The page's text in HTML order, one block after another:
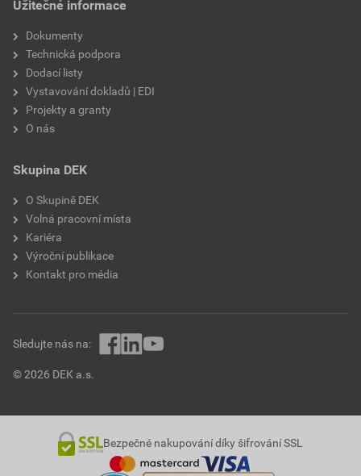
Užitečné informace
Dokumenty
Technická podpora
Dodací listy
Vystavování dokladů | EDI
Projekty a granty
O nás
Skupina DEK
O Skupině DEK
Volná pracovní místa
Kariéra
Výroční publikace
Kontakt pro média
© 2026 DEK a.s.
Sledujte nás na:
Bezpečné nakupování díky šifrování SSL